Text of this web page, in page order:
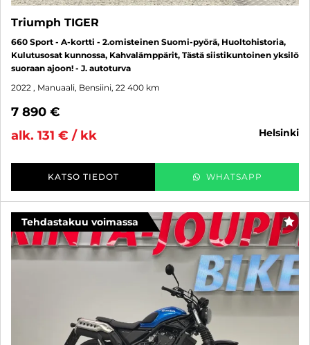
Triumph TIGER
660 Sport - A-kortti - 2.omisteinen Suomi-pyörä, Huoltohistoria,
Kulutusosat kunnossa, Kahvalämppärit, Tästä siistikuntoinen yksilö
suoraan ajoon! - J. autoturva
2022 , Manuaali, Bensiini, 22 400 km
7 890 €
alk. 131 € / kk
helsinki
KATSO TIEDOT WHATSAPP
Tehdastakuu voimassa